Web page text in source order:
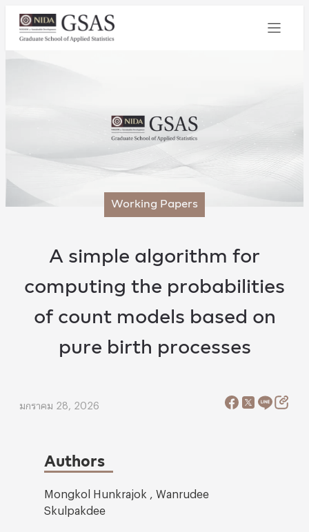
Working Papers
A simple algorithm for
computing the probabilities
of count models based on
pure birth processes
มกราคม 28, 2026
Authors
Mongkol Hunkrajok , Wanrudee
Skulpakdee